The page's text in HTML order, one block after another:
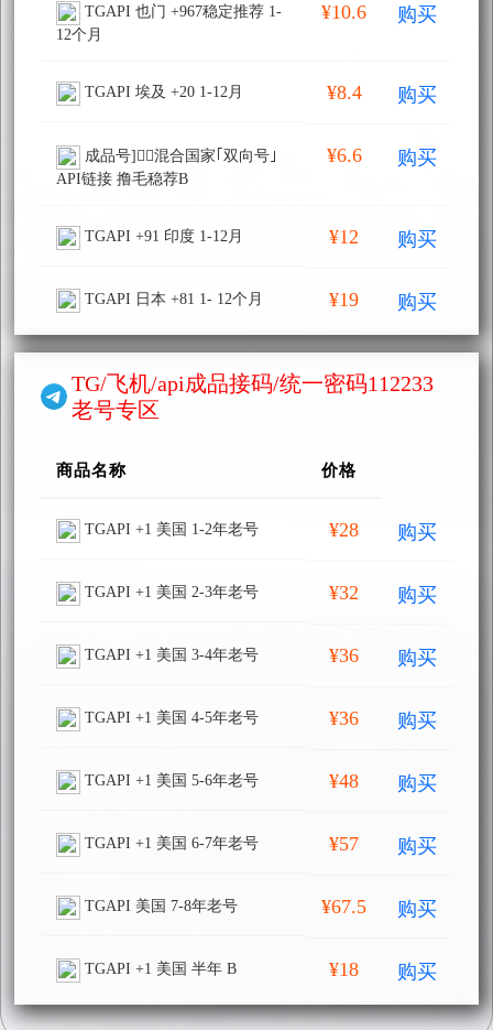
TGAPI 也门 +967稳定推荐 1-
12个月
¥10.6 购买
TGAPI 埃及 +20 1-12月 ¥8.4 购买
成品号]🏴‍☠️混合国家｢双向号｣
API链接 撸毛稳荐B
¥6.6 购买
TGAPI +91 印度 1-12月 ¥12 购买
TGAPI 日本 +81 1- 12个月 ¥19 购买
TG/飞机/api成品接码/统一密码112233
老号专区
商品名称 价格
TGAPI +1 美国 1-2年老号 ¥28 购买
TGAPI +1 美国 2-3年老号 ¥32 购买
TGAPI +1 美国 3-4年老号 ¥36 购买
TGAPI +1 美国 4-5年老号 ¥36 购买
TGAPI +1 美国 5-6年老号 ¥48 购买
TGAPI +1 美国 6-7年老号 ¥57 购买
TGAPI 美国 7-8年老号 ¥67.5 购买
TGAPI +1 美国 半年 B ¥18 购买